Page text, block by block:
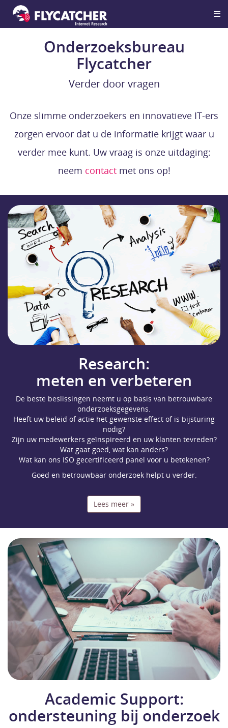
Home
Over
Research
Academic
Support
Actueel
Contact
English
Onderzoeksbureau
Flycatcher
Verder door vragen
Onze slimme onderzoekers en innovatieve IT-ers
zorgen ervoor dat u de informatie krijgt waar u
verder mee kunt. Uw vraag is onze uitdaging:
neem contactmet ons op!
Research:
meten en verbeteren
De beste beslissingen neemt u op basis van betrouwbare
onderzoeksgegevens.
Heeft uw beleid of actie het gewenste effect of is bijsturing
nodig?
Zijn uw medewerkers geïnspireerd en uw klanten tevreden?
Wat gaat goed, wat kan anders?
Wat kan ons ISO gecertificeerd panel voor u betekenen?
Goed en betrouwbaar onderzoek helpt u verder.
Lees meer »
Academic Support:
ondersteuning bij onderzoek